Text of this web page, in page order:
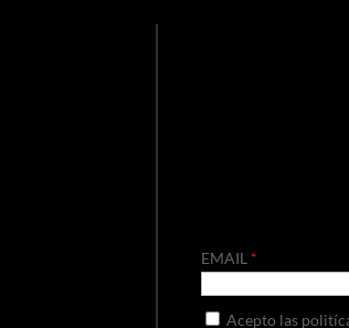
EMAIL
Acepto las